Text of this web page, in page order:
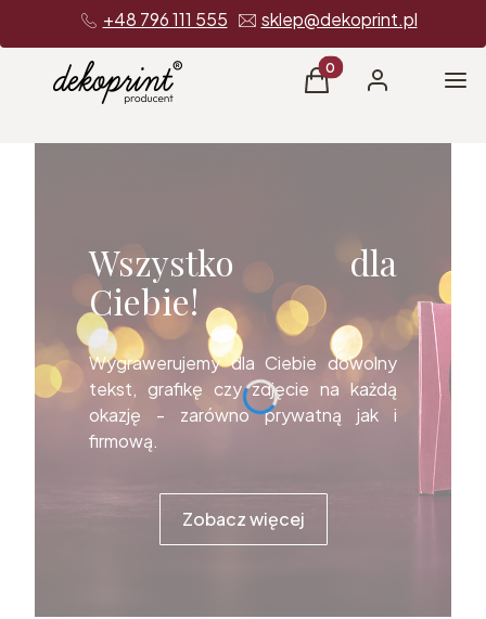
+48 796 111 555 sklep@dekoprint.pl
Produkty w koszyku:
Koszyk Zaloguj się
Wszystko dla
Ciebie!
Wygrawerujemy dla Ciebie dowolny
tekst, grafikę czy zdjęcie na każdą
okazję - zarówno prywatną jak i
firmową.
Zobacz więcej